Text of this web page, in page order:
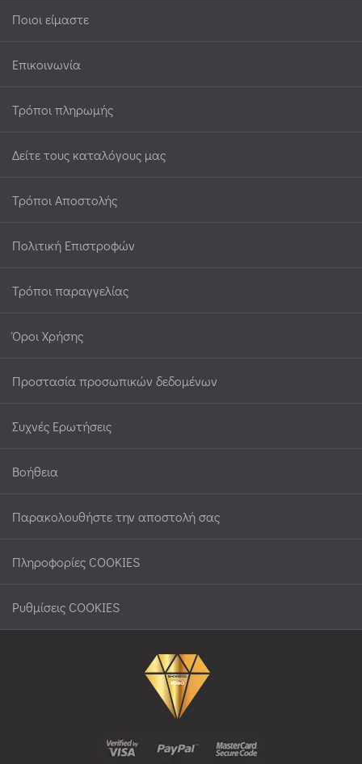
Ποιοι είμαστε
Επικοινωνία
Τρόποι πληρωμής
Δείτε τους καταλόγους μας
Τρόποι Αποστολής
Πολιτική Επιστροφών
Τρόποι παραγγελίας
Όροι Χρήσης
Προστασία προσωπικών δεδομένων
Συχνές Ερωτήσεις
Βοήθεια
Παρακολουθήστε την αποστολή σας
Πληροφορίες COOKIES
Ρυθμίσεις COOKIES